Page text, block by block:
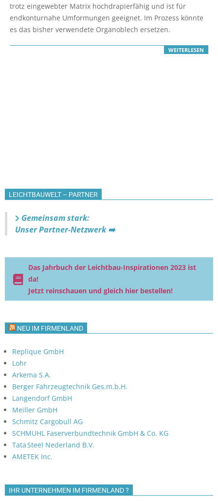
trotz eingewebter Matrix hochdrapierfähig und ist für
endkonturnahe Umformungen geeignet. Im Prozess könnte
es das bisher verwendete Organoblech ersetzen.
WEITERLESEN
LEICHTBAUWELT – PARTNER
Gemeinsam stark:
Unser Partner-Netzwerk ➡️
Das Jahrbuch der Leichtbau-Inspirationen 2023 ist
da!
Jetzt reinschauen und gleich hier bestellen!
NEU IM FIRMENLAND
Replique GmbH
Lohr
Arkema S.A.
Berger Fahrzeugtechnik Ges.m.b.H.
Langendorf GmbH
Meiller GmbH
Schmitz Cargobull AG
SCHMUHL Faserverbundtechnik GmbH & Co. KG
Tata Steel Nederland B.V.
AMETEK Inc.
IHR UNTERNEHMEN IM FIRMENLAND ?